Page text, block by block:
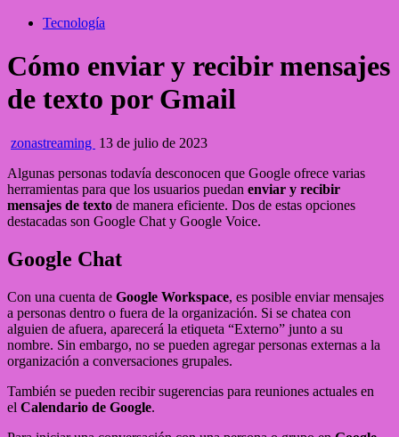
Tecnología
Cómo enviar y recibir mensajes
de texto por Gmail
zonastreaming 13 de julio de 2023
Algunas personas todavía desconocen que Google ofrece varias
herramientas para que los usuarios puedan enviar y recibir
mensajes de texto de manera eficiente. Dos de estas opciones
destacadas son Google Chat y Google Voice.
Google Chat
Con una cuenta de Google Workspace, es posible enviar mensajes
a personas dentro o fuera de la organización. Si se chatea con
alguien de afuera, aparecerá la etiqueta “Externo” junto a su
nombre. Sin embargo, no se pueden agregar personas externas a la
organización a conversaciones grupales.
También se pueden recibir sugerencias para reuniones actuales en
el Calendario de Google.